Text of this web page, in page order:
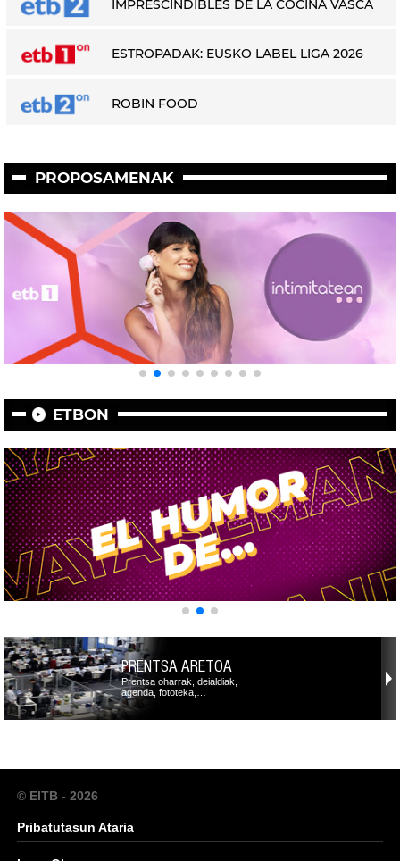
IMPRESCINDIBLES DE LA COCINA VASCA
ESTROPADAK: EUSKO LABEL LIGA 2026
ROBIN FOOD
PROPOSAMENAK
ETBON
PRENTSA ARETOA
Prentsa oharrak, deialdiak,
agenda, fototeka,…
© EITB - 2026
Pribatutasun Ataria